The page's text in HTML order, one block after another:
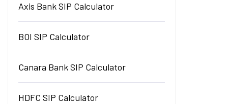
Axis Bank SIP Calculator
BOI SIP Calculator
Canara Bank SIP Calculator
HDFC SIP Calculator